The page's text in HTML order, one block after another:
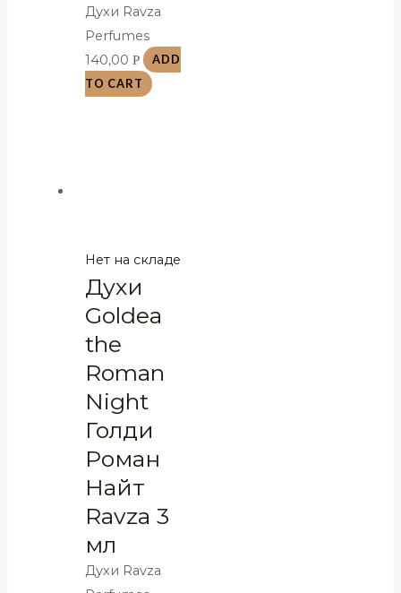
Духи Ravza
Perfumes
140,00Р
ADD
TO CART
Нет на складе
Духи
Goldea
the
Roman
Night
Голди
Роман
Найт
Ravza 3
мл
Духи Ravza